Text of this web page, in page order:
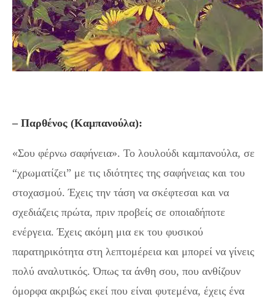
– Παρθένος (Καμπανούλα):
«Σου φέρνω σαφήνεια». Το λουλούδι καμπανούλα, σε
“χρωματίζει” με τις ιδιότητες της σαφήνειας και του
στοχασμού. Έχεις την τάση να σκέφτεσαι και να
σχεδιάζεις πρώτα, πριν προβείς σε οποιαδήποτε
ενέργεια. Έχεις ακόμη μια εκ του φυσικού
παρατηρικότητα στη λεπτομέρεια και μπορεί να γίνεις
πολύ αναλυτικός. Όπως τα άνθη σου, που ανθίζουν
όμορφα ακριβώς εκεί που είναι φυτεμένα, έχεις ένα